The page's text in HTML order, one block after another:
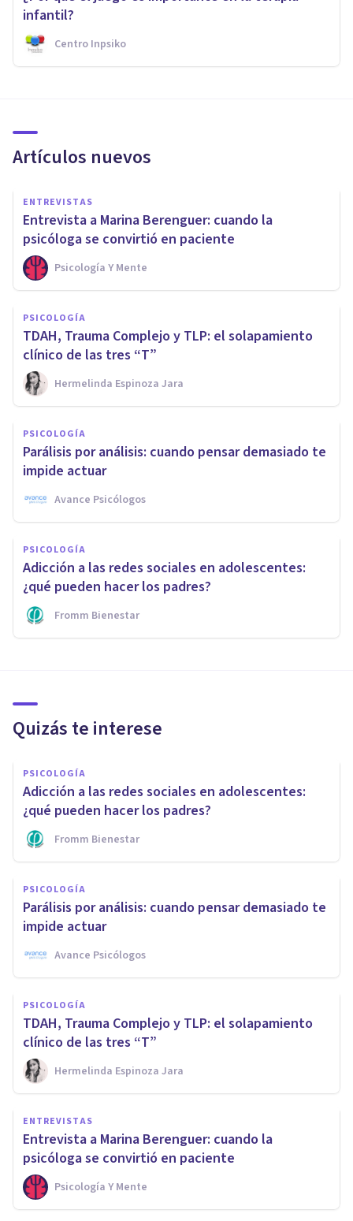
infantil?
Centro Inpsiko
Artículos nuevos
ENTREVISTAS
Entrevista a Marina Berenguer: cuando la
psicóloga se convirtió en paciente
Psicología Y Mente
PSICOLOGÍA
TDAH, Trauma Complejo y TLP: el solapamiento
clínico de las tres “T”
Hermelinda Espinoza Jara
PSICOLOGÍA
Parálisis por análisis: cuando pensar demasiado te
impide actuar
Avance Psicólogos
PSICOLOGÍA
Adicción a las redes sociales en adolescentes:
¿qué pueden hacer los padres?
Fromm Bienestar
Quizás te interese
PSICOLOGÍA
Adicción a las redes sociales en adolescentes:
¿qué pueden hacer los padres?
Fromm Bienestar
PSICOLOGÍA
Parálisis por análisis: cuando pensar demasiado te
impide actuar
Avance Psicólogos
PSICOLOGÍA
TDAH, Trauma Complejo y TLP: el solapamiento
clínico de las tres “T”
Hermelinda Espinoza Jara
ENTREVISTAS
Entrevista a Marina Berenguer: cuando la
psicóloga se convirtió en paciente
Psicología Y Mente